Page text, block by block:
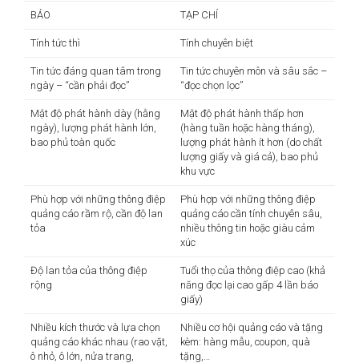
BÁO TẠP CHÍ
Tính tức thì Tính chuyên biệt
Tin tức đáng quan tâm trong
ngày – “cần phải đọc”
Tin tức chuyên môn và sâu sắc –
“đọc chọn lọc”
Mật độ phát hành dày (hằng
ngày), lượng phát hành lớn,
bao phủ toàn quốc
Mật độ phát hành thấp hơn
(hàng tuần hoặc hàng tháng),
lượng phát hành ít hơn (do chất
lượng giấy và giá cả), bao phủ
khu vực
Phù hợp với những thông điệp
quảng cáo rầm rộ, cần độ lan
tỏa
Phù hợp với những thông điệp
quảng cáo cần tính chuyên sâu,
nhiều thông tin hoặc giàu cảm
xúc
Độ lan tỏa của thông điệp
rộng
Tuổi thọ của thông điệp cao (khả
năng đọc lại cao gấp 4 lần báo
giấy)
Nhiều kích thước và lựa chọn
quảng cáo khác nhau (rao vặt,
ô nhỏ, ô lớn, nửa trang,
Nhiều cơ hội quảng cáo và tặng
kèm: hàng mẫu, coupon, quà
tặng,…